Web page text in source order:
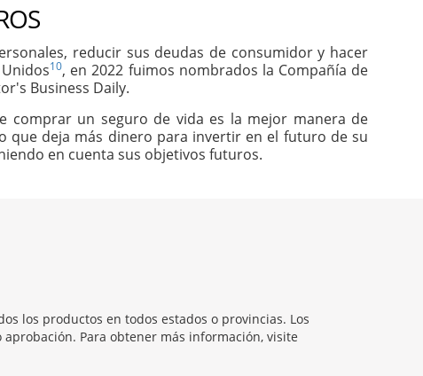
reducir sus deudas de consumidor y hacer
10, en 2022 fuimos nombrados la Compañía de
Business Daily.
comprar un seguro de vida es la mejor manera de
que deja más dinero para invertir en el futuro de su
en cuenta sus objetivos futuros.
los productos en todos estados o provincias. Los
Para obtener más información, visite